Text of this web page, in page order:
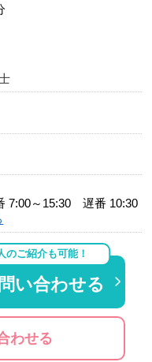
7:00～15:30 遅番 10:30
のご紹介も可能！
い合わせる
わせる